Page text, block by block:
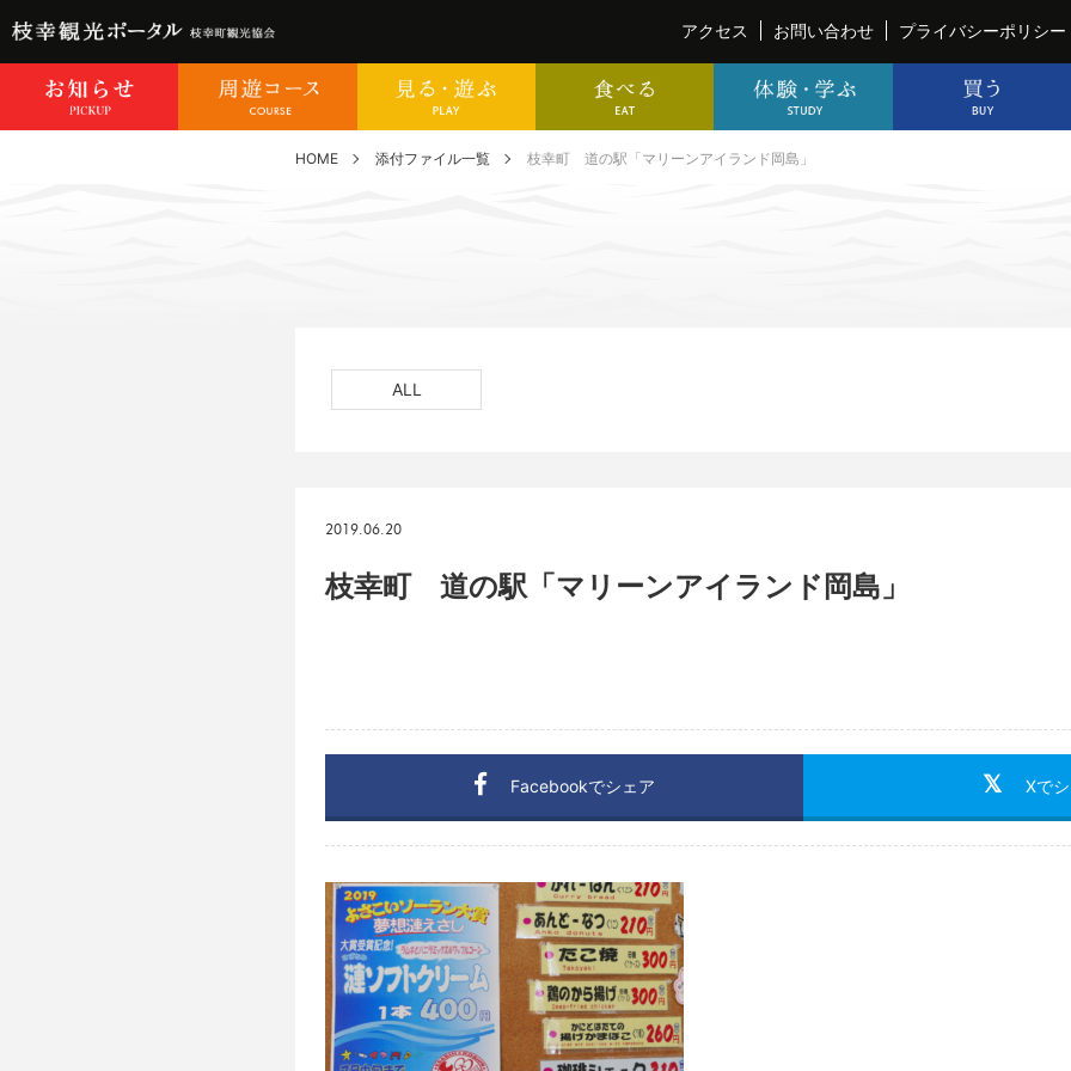
アクセス お問い合わせ プライバシーポリシー
HOME 添付ファイル一覧 枝幸町 道の駅「マリーンアイランド岡島」
ALL
2019.06.20
枝幸町 道の駅「マリーンアイランド岡島」
Facebookでシェア Xで